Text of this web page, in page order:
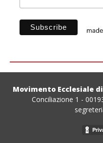
Movimento Ecclesiale
Conciliazione 1 -